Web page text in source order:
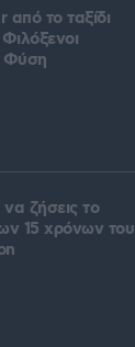
το ταξίδι
Φύση
να ζήσεις το
15 χρόνων του